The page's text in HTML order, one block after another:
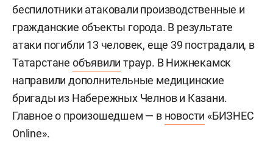
беспилотники атаковали производственные и
гражданские объекты города. В результате
атаки погибли 13 человек, еще 39 пострадали, в
Татарстане объявили траур. В Нижнекамск
направили дополнительные медицинские
бригады из Набережных Челнов и Казани.
Главное о произошедшем — в новости «БИЗНЕС
Online».